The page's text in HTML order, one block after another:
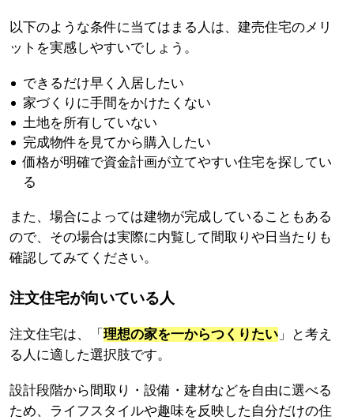
以下のような条件に当てはまる人は、建売住宅のメリ
ットを実感しやすいでしょう。
できるだけ早く入居したい
家づくりに手間をかけたくない
土地を所有していない
完成物件を見てから購入したい
価格が明確で資金計画が立てやすい住宅を探してい
る
また、場合によっては建物が完成していることもある
ので、その場合は実際に内覧して間取りや日当たりも
確認してみてください。
注文住宅が向いている人
注文住宅は、「 理想の家を一からつくりたい」と考え
る人に適した選択肢です。
設計段階から間取り・設備・建材などを自由に選べる
ため、ライフスタイルや趣味を反映した自分だけの住